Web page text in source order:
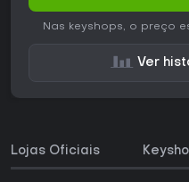
Nas keyshops, o preço
Ver
Lojas Oficiais